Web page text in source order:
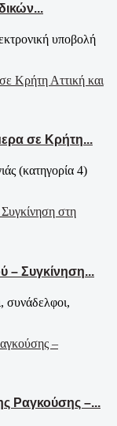
υποβολή
σε Κρήτη...
(κατηγορία 4)
– Συγκίνηση...
συνάδελφοι,
Ραγκούσης –...